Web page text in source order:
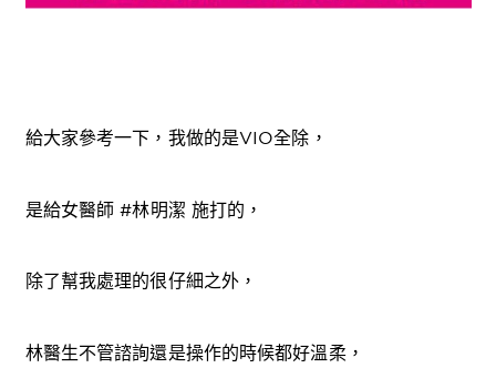
給大家參考一下，我做的是VIO全除，
是給女醫師 #林明潔 施打的，
除了幫我處理的很仔細之外，
林醫生不管諮詢還是操作的時候都好溫柔，